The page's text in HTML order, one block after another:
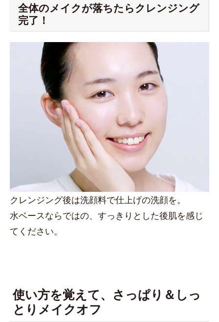
全体のメイクが落ちたらクレンジング
完了！
クレンジング後は洗顔料で仕上げの洗顔を。
水ベースならではの、すっきりとした後肌を感じ
てください。
使い方を覚えて、さっぱり＆しっ
とりメイクオフ